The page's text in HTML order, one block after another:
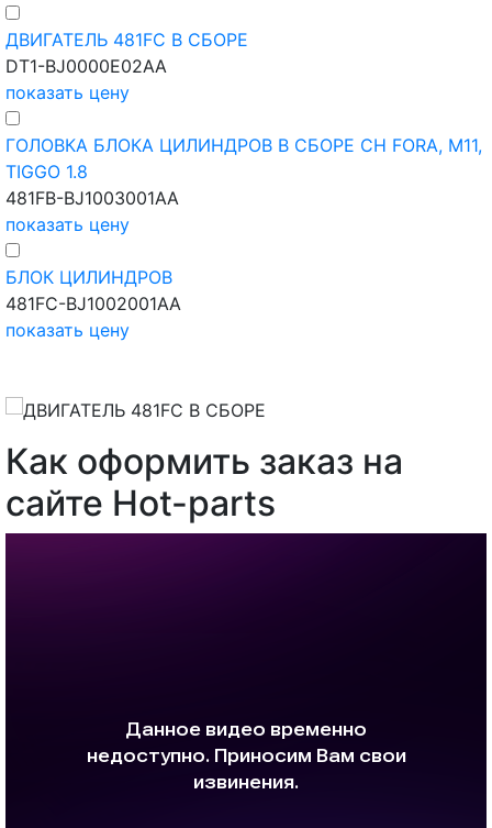
ДВИГАТЕЛЬ 481FC В СБОРЕ
DT1-BJ0000E02AA
показать цену
ГОЛОВКА БЛОКА ЦИЛИНДРОВ В СБОРЕ CH FORA, M11,
TIGGO 1.8
481FB-BJ1003001AA
показать цену
БЛОК ЦИЛИНДРОВ
481FC-BJ1002001AA
показать цену
Как оформить заказ на
сайте Hot-parts